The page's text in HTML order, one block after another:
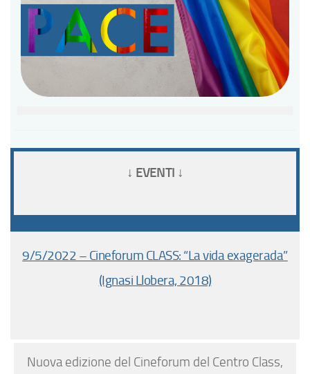
↓ EVENTI ↓
9/5/2022 – Cineforum CLASS: “La vida exagerada”
(Ignasi Llobera, 2018)
Nuova edizione del Cineforum del Centro Class,